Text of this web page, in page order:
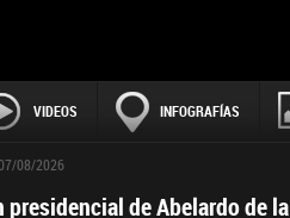
VIDEOS INFOGRAFÍAS
08/2026
presidencial de Abelardo de la